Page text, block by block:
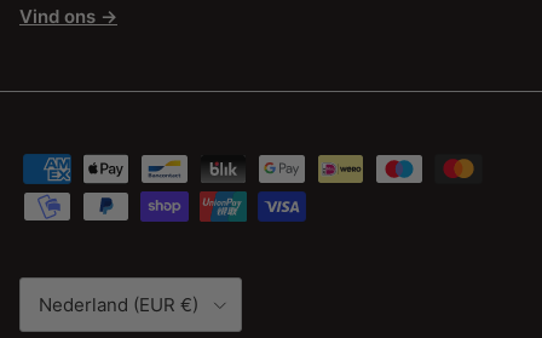
Vind ons →
Land/Regio
Nederland (EUR €)